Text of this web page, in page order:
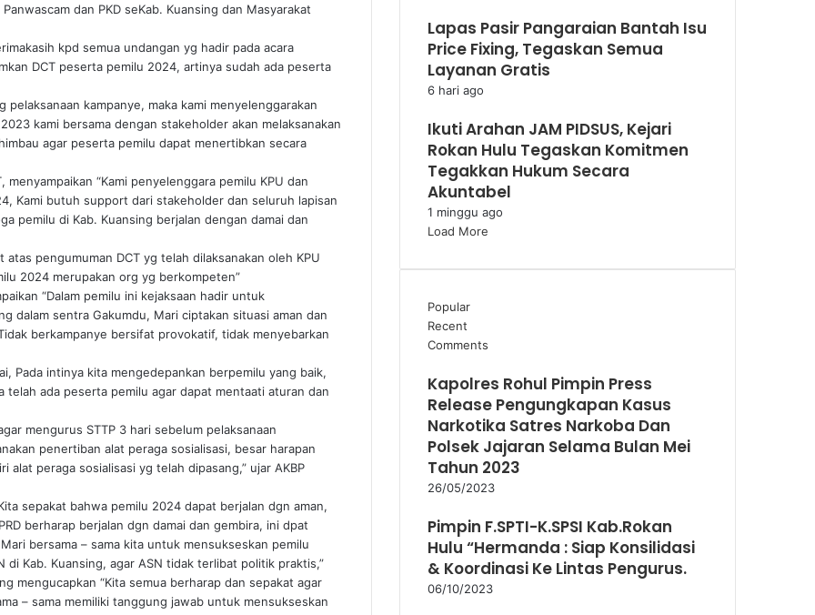
dan PKD seKab. Kuansing dan Masyarakat
kpd semua undangan yg hadir pada acara
DCT peserta pemilu 2024, artinya sudah ada peserta
kampanye, maka kami menyelenggarakan
kami bersama dengan stakeholder akan melaksanakan
agar peserta pemilu dapat menertibkan secara
“Kami penyelenggara pemilu KPU dan
Kami butuh support dari stakeholder dan seluruh lapisan
pemilu di Kab. Kuansing berjalan dengan damai dan
atas pengumuman DCT yg telah dilaksanakan oleh KPU
2024 merupakan org yg berkompeten”
“Dalam pemilu ini kejaksaan hadir untuk
dalam sentra Gakumdu, Mari ciptakan situasi aman dan
berkampanye bersifat provokatif, tidak menyebarkan
Pada intinya kita mengedepankan berpemilu yang baik,
telah ada peserta pemilu agar dapat mentaati aturan dan
mengurus STTP 3 hari sebelum pelaksanaan
penertiban alat peraga sosialisasi, besar harapan
peraga sosialisasi yg telah dipasang,” ujar AKBP
sepakat bahwa pemilu 2024 dapat berjalan dgn aman,
berharap berjalan dgn damai dan gembira, ini dpat
bersama – sama kita untuk mensukseskan pemilu
Kab. Kuansing, agar ASN tidak terlibat politik praktis,”
mengucapkan “Kita semua berharap dan sepakat agar
– sama memiliki tanggung jawab untuk mensukseskan
Lapas Pasir Pangaraian Bantah Isu
Price Fixing, Tegaskan Semua
Layanan Gratis
6 hari ago
Ikuti Arahan JAM PIDSUS, Kejari
Rokan Hulu Tegaskan Komitmen
Tegakkan Hukum Secara
Akuntabel
1 minggu ago
Load More
Popular
Recent
Comments
Kapolres Rohul Pimpin Press
Release Pengungkapan Kasus
Narkotika Satres Narkoba Dan
Polsek Jajaran Selama Bulan Mei
Tahun 2023
26/05/2023
Pimpin F.SPTI-K.SPSI Kab.Rokan
Hulu “Hermanda : Siap Konsilidasi
& Koordinasi Ke Lintas Pengurus.
06/10/2023